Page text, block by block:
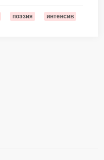
поэзия интенсив